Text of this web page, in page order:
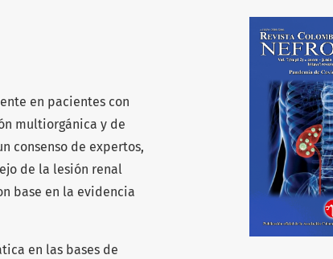
en pacientes con
multiorgánica y de
consenso de expertos,
de la lesión renal
base en la evidencia
en las bases de